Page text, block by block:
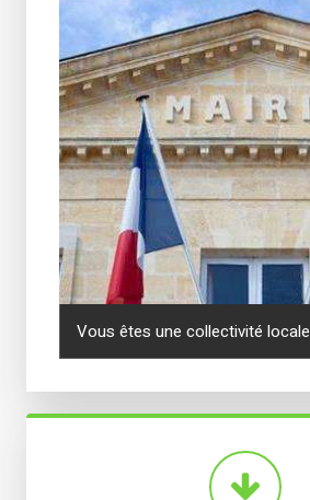
Vous êtes une collectivité locale